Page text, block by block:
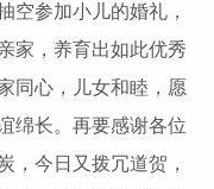
参加小儿的婚礼，
家，养育出如此优秀
同心，儿女和睦，愿
绵长。再要感谢各位
，今日又拨冗道贺，